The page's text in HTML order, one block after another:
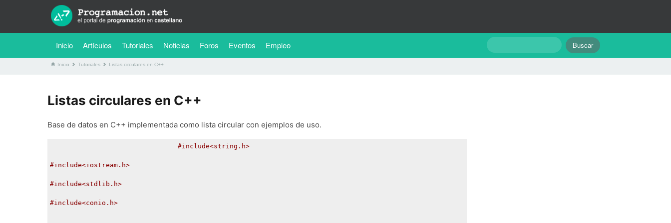
Inicio Artículos Tutoriales (current)
Noticias Foros Eventos Empleo
Inicio Tutoriales Listas circulares en C++
Listas circulares en C++
Base de datos en C++ implementada como lista circular con ejemplos de uso.
#include<string.h>
#include<iostream.h>
#include<stdlib.h>
#include<conio.h>